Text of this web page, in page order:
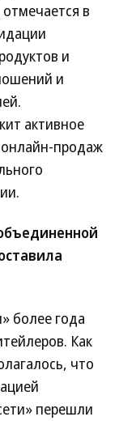
в
и
и
активное
продаж
более года
Как
что
перешли